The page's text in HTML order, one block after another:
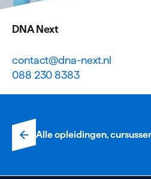
DNA Next
contact@dna-next.nl
088 230 8383
Alle opleidingen,